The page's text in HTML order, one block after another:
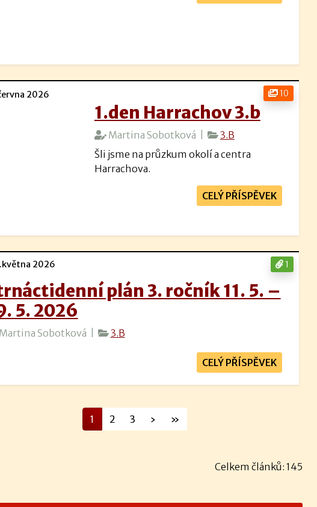
10
2026
1.den Harrachov 3.b
Martina Sobotková |
3.B
Šli jsme na průzkum okolí a centra
Harrachova.
CELÝ PŘÍSPĚVEK
1
2026
plán 3. ročník 11. 5. –
5. 2026
Sobotková | 3.B
CELÝ PŘÍSPĚVEK
1 2 3 › »
Celkem článků: 145